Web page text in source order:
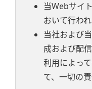
当Webサイ
おいて行わ
当社および
成および配
利用によっ
て、一切の